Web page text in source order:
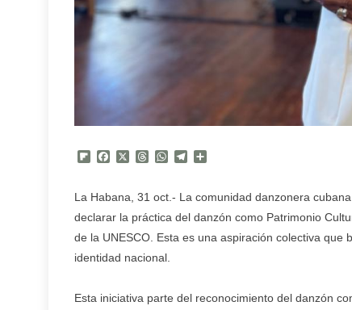
Flipboard
Facebook
X Threads
WhatsApp
Telegram
La Habana, 31 oct.- La comunidad danzonera
declarar la práctica del danzón como Patrimonio
de la UNESCO. Esta es una aspiración colectiva
identidad nacional.
Esta iniciativa parte del reconocimiento del danzón